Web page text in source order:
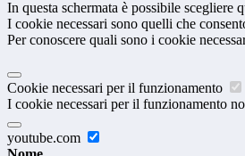
In questa schermata è possibile scegliere
I cookie necessari sono quelli che
Per conoscere quali sono i cookie
Cookie necessari per il funzionamento
I cookie necessari per il funzionamento
youtube.com